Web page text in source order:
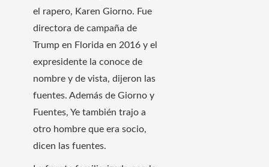
el rapero, Karen Giorno. Fue
directora de campaña de
Trump en Florida en 2016 y el
expresidente la conoce de
nombre y de vista, dijeron las
fuentes. Además de Giorno y
Fuentes, Ye también trajo a
otro hombre que era socio,
dicen las fuentes.